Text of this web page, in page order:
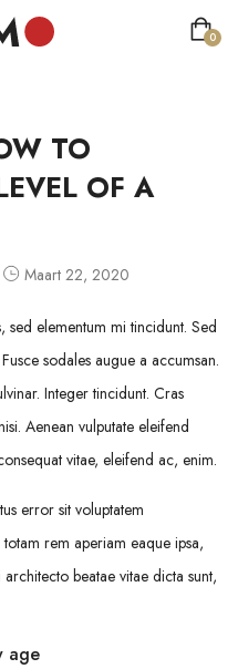
0
TO
OF A
Maart 22, 2020
sed elementum mi tincidunt. Sed
sodales augue a accumsan.
Integer tincidunt. Cras
Aenean vulputate eleifend
vitae, eleifend ac, enim.
error sit voluptatem
rem aperiam eaque ipsa,
beatae vitae dicta sunt,
age